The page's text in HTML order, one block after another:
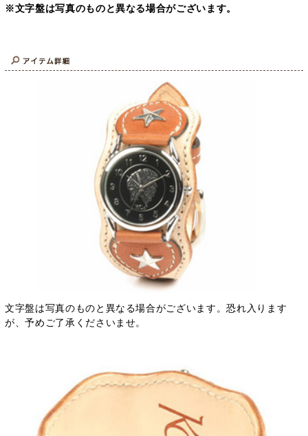
※文字盤は写真のものと異なる場合がございます。
文字盤は写真のものと異なる場合がございます。恐れ入ります
が、予めご了承くださいませ。